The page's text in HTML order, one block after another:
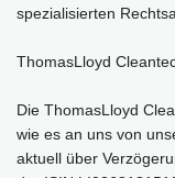
spezialisierten
ThomasLloyd
Die ThomasLloyd
wie es an uns von
aktuell über